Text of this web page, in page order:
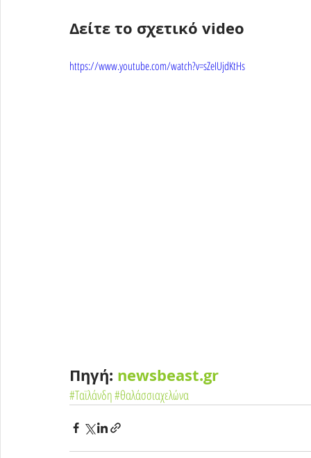
Δείτε το σχετικό video
https://www.youtube.com/watch?v=sZeIUjdKtHs
Πηγή: newsbeast.gr
#Ταϊλάνδη#θαλάσσιαχελώνα